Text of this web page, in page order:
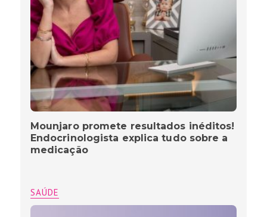
Mounjaro promete resultados inéditos!
Endocrinologista explica tudo sobre a
medicação
SAÚDE